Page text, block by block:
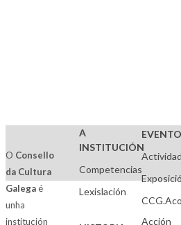
O Consello
da Cultura
Galegaé
unha
institución
A
INSTITUCIÓN
Competencias
Lexislación
Acción